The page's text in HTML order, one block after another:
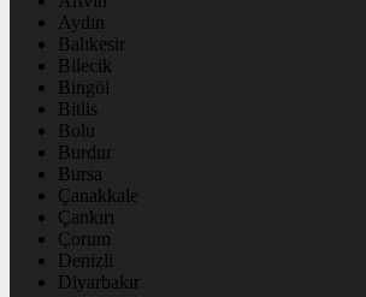
Aydın
Balıkesir
Bilecik
Bingöl
Bitlis
Bolu
Burdur
Bursa
Çanakkale
Çankırı
Çorum
Denizli
Diyarbakır